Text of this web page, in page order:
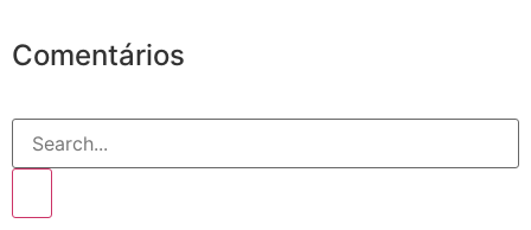
Comentários